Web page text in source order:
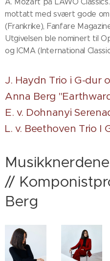
A. Mozart på LAWO
mottatt med svært gode
(Frankrike), Fanfare
Utgivelsen ble nominert til
og ICMA (International
J. Haydn Trio i G-dur
Anna Berg
E. v. Dohnanyi
L. v. Beethoven Trio I
//
Berg